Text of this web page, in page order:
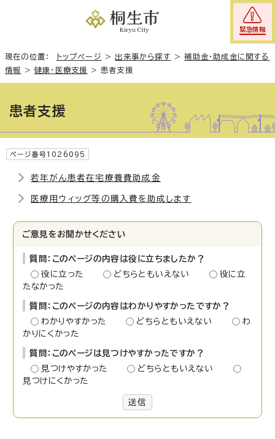
緊急情報
現在の位置： トップページ > 出来事から探す >補助金・助成金に関する
情報
>健康・医療支援 > 患者支援
患者支援
ページ番号1026095
若年がん患者在宅療養費助成金
医療用ウィッグ等の購入費を助成します
ご意見をお聞かせください
質問：このページの内容は役に立ちましたか？
役に立った
どちらともいえない
役に立
たなかった
質問：このページの内容はわかりやすかったですか？
わかりやすかった
どちらともいえない
わ
かりにくかった
質問：このページは見つけやすかったですか？
見つけやすかった
どちらともいえない
見つけにくかった
送信